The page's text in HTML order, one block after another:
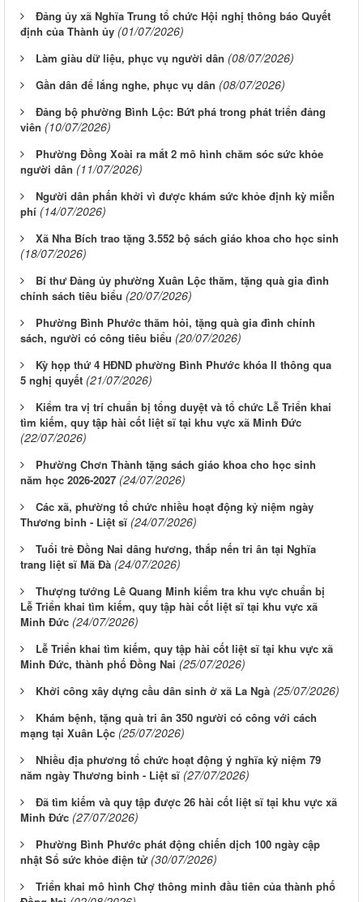
Đảng ủy xã Nghĩa Trung tổ chức Hội nghị thông báo Quyết
định của Thành ủy (01/07/2026)
Làm giàu dữ liệu, phục vụ người dân (08/07/2026)
Gần dân để lắng nghe, phục vụ dân (08/07/2026)
Đảng bộ phường Bình Lộc: Bứt phá trong phát triển đảng
viên (10/07/2026)
Phường Đồng Xoài ra mắt 2 mô hình chăm sóc sức khỏe
người dân (11/07/2026)
Người dân phấn khởi vì được khám sức khỏe định kỳ miễn
phí (14/07/2026)
Xã Nha Bích trao tặng 3.552 bộ sách giáo khoa cho học sinh
(18/07/2026)
Bí thư Đảng ủy phường Xuân Lộc thăm, tặng quà gia đình
chính sách tiêu biểu (20/07/2026)
Phường Bình Phước thăm hỏi, tặng quà gia đình chính
sách, người có công tiêu biểu (20/07/2026)
Kỳ họp thứ 4 HĐND phường Bình Phước khóa II thông qua
5 nghị quyết (21/07/2026)
Kiểm tra vị trí chuẩn bị tổng duyệt và tổ chức Lễ Triển khai
tìm kiếm, quy tập hài cốt liệt sĩ tại khu vực xã Minh Đức
(22/07/2026)
Phường Chơn Thành tặng sách giáo khoa cho học sinh
năm học 2026-2027 (24/07/2026)
Các xã, phường tổ chức nhiều hoạt động kỷ niệm ngày
Thương binh - Liệt sĩ (24/07/2026)
Tuổi trẻ Đồng Nai dâng hương, thắp nến tri ân tại Nghĩa
trang liệt sĩ Mã Đà (24/07/2026)
Thượng tướng Lê Quang Minh kiểm tra khu vực chuẩn bị
Lễ Triển khai tìm kiếm, quy tập hài cốt liệt sĩ tại khu vực xã
Minh Đức (24/07/2026)
Lễ Triển khai tìm kiếm, quy tập hài cốt liệt sĩ tại khu vực xã
Minh Đức, thành phố Đồng Nai (25/07/2026)
Khởi công xây dựng cầu dân sinh ở xã La Ngà (25/07/2026)
Khám bệnh, tặng quà tri ân 350 người có công với cách
mạng tại Xuân Lộc (25/07/2026)
Nhiều địa phương tổ chức hoạt động ý nghĩa kỷ niệm 79
năm ngày Thương binh - Liệt sĩ (27/07/2026)
Đã tìm kiếm và quy tập được 26 hài cốt liệt sĩ tại khu vực xã
Minh Đức (27/07/2026)
Phường Bình Phước phát động chiến dịch 100 ngày cập
nhật Sổ sức khỏe điện tử (30/07/2026)
Triển khai mô hình Chợ thông minh đầu tiên của thành phố